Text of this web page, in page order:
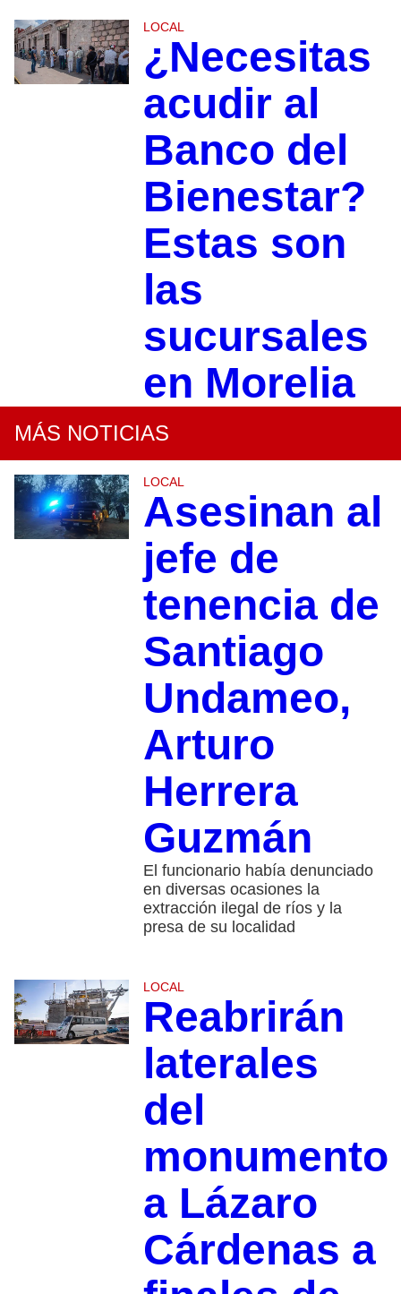
LOCAL
¿Necesitas
acudir al
Banco del
Bienestar?
Estas son
las
sucursales
en Morelia
MÁS NOTICIAS
LOCAL
Asesinan al
jefe de
tenencia de
Santiago
Undameo,
Arturo
Herrera
Guzmán
El funcionario había denunciado
en diversas ocasiones la
extracción ilegal de ríos y la
presa de su localidad
LOCAL
Reabrirán
laterales
del
monumento
a Lázaro
Cárdenas a